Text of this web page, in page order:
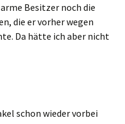
Besitzer noch die
die er vorher wegen
Da hätte ich aber nicht
schon wieder vorbei